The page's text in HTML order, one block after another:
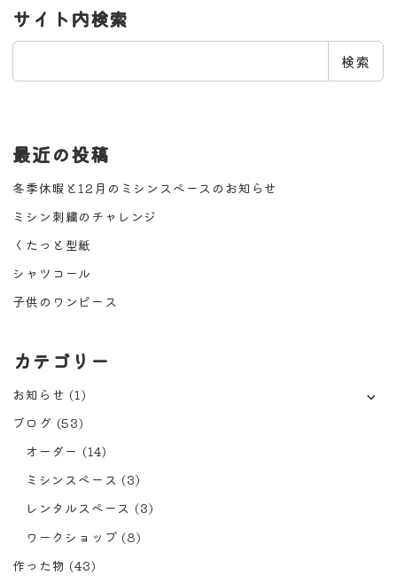
サイト内検索
検索
最近の投稿
冬季休暇と12月のミシンスペースのお知らせ
ミシン刺繍のチャレンジ
くたっと型紙
シャツコール
子供のワンピース
カテゴリー
お知らせ (1)
ブログ (53)
オーダー (14)
ミシンスペース (3)
レンタルスペース (3)
ワークショップ (8)
作った物 (43)